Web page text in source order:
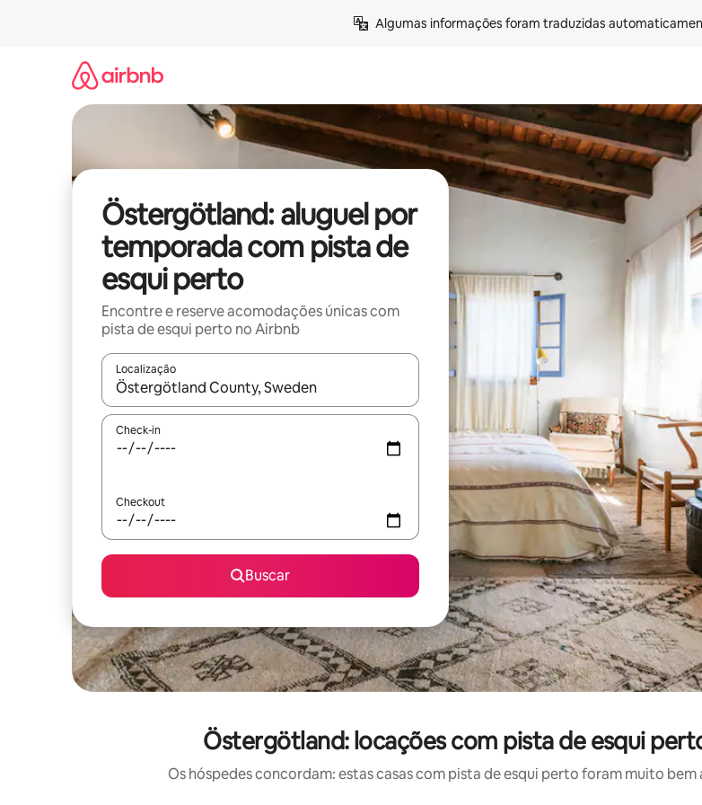
Algumas informações foram traduzidas
Östergötland: aluguel por
temporada com pista de
esqui perto
Encontre e reserve acomodações únicas com
pista de esqui perto no Airbnb
Localização
Quando os resultados estiverem disponíveis, explore-os usando as seta para cima e para baixo do
Check-in
Checkout
Buscar
Östergötland: locações com pista de esqui
Os hóspedes concordam: estas casas com pista de esqui perto foram muito